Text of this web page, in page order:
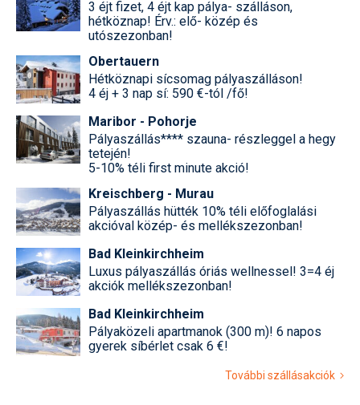
Síszerviz
Sítechnika
Síugrás
Snowboard
Snowboardfelszerelés
Sportorvos
Szakértők
Szánkó
Szótárak
Telemark
Téli sportok
3 éjt fizet, 4 éjt kap pálya- szálláson,
hétköznap! Érv.: elő- közép és
utószezonban!
Obertauern
Hétköznapi sícsomag pályaszálláson!
4 éj + 3 nap sí: 590 €-tól /fő!
Maribor - Pohorje
Pályaszállás**** szauna- részleggel a hegy
tetején!
5-10% téli first minute akció!
Kreischberg - Murau
Pályaszállás hütték 10% téli előfoglalási
akcióval közép- és mellékszezonban!
Bad Kleinkirchheim
Luxus pályaszállás óriás wellnessel! 3=4 éj
akciók mellékszezonban!
Bad Kleinkirchheim
Pályaközeli apartmanok (300 m)! 6 napos
gyerek síbérlet csak 6 €!
További szállásakciók